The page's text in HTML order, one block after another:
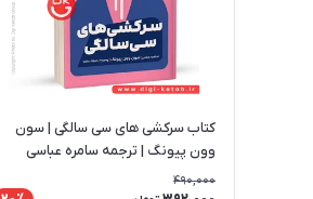
کتاب سرکشی های سی سالگی | سون
وون پیونگ | ترجمه سامره عباسی
490,000